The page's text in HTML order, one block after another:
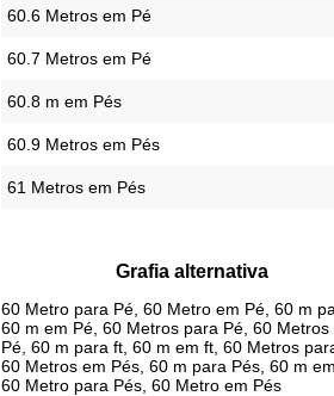
60.6 Metros em Pé
60.7 Metros em Pé
60.8 m em Pés
60.9 Metros em Pés
61 Metros em Pés
Grafia alternativa
60 Metro para Pé, 60 Metro em Pé, 60 m
60 m em Pé, 60 Metros para Pé, 60 Metros
Pé, 60 m para ft, 60 m em ft, 60 Metros
60 Metros em Pés, 60 m para Pés, 60 m
60 Metro para Pés, 60 Metro em Pés